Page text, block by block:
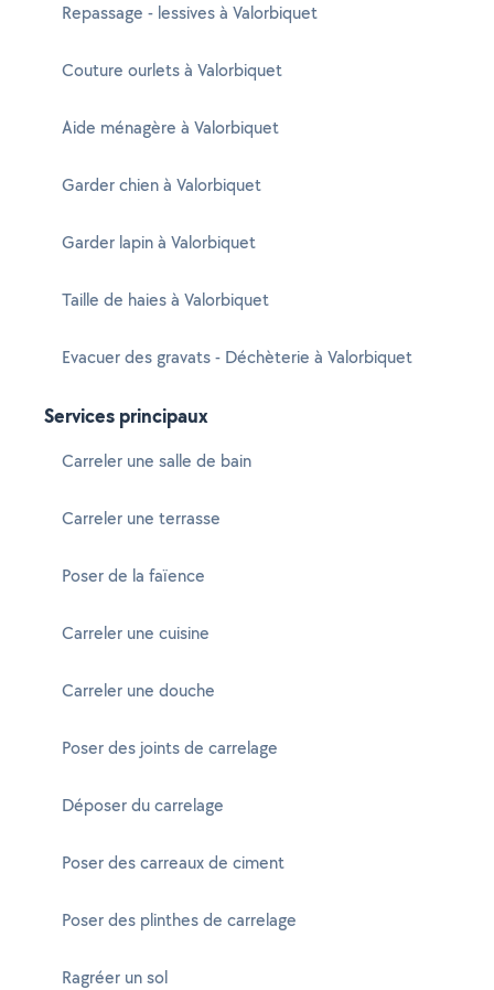
Repassage - lessives à Valorbiquet
Couture ourlets à Valorbiquet
Aide ménagère à Valorbiquet
Garder chien à Valorbiquet
Garder lapin à Valorbiquet
Taille de haies à Valorbiquet
Evacuer des gravats - Déchèterie à Valorbiquet
Services principaux
Carreler une salle de bain
Carreler une terrasse
Poser de la faïence
Carreler une cuisine
Carreler une douche
Poser des joints de carrelage
Déposer du carrelage
Poser des carreaux de ciment
Poser des plinthes de carrelage
Ragréer un sol